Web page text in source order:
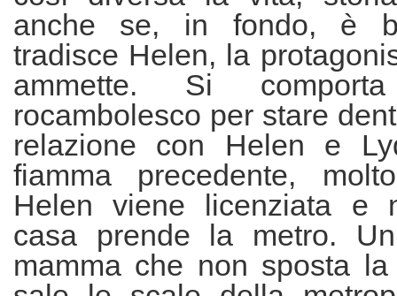
anche se, in fondo, è
tradisce Helen, la
ammette. Si
rocambolesco per stare
relazione con Helen e
fiamma precedente,
Helen viene licenziata e
casa prende la metro.
mamma che non sposta